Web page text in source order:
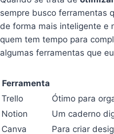
sempre busco ferramentas
de forma mais inteligente e
quem tem tempo para
algumas ferramentas que
Ferramenta
Trello
Ótimo para
Notion
Um caderno
Canva
Para criar